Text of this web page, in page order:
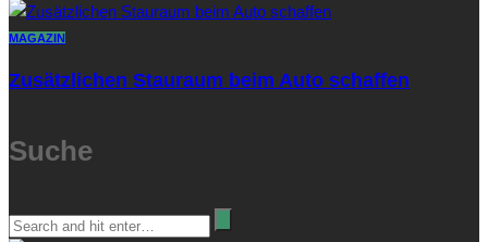
MAGAZIN
Zusätzlichen Stauraum beim Auto schaffen
Suche